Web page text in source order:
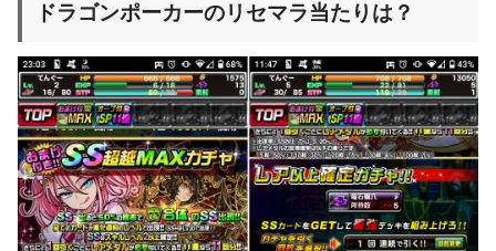
ドラゴンポーカーのリセマラ当たりは？